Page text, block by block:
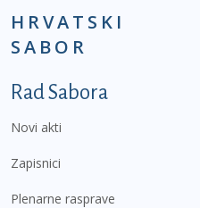
HRVATSKI
SABOR
Podnožje prvi
Rad Sabora
Novi akti
Zapisnici
Plenarne rasprave